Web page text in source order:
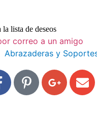
lista de deseos
correo a un amigo
Abrazaderas y